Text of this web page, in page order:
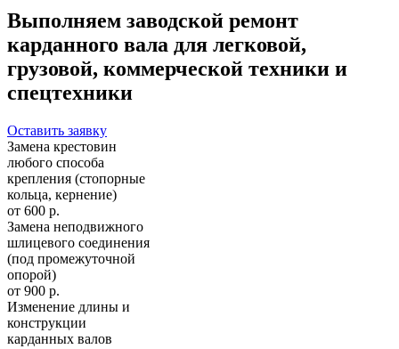
Выполняем заводской ремонт
карданного вала для легковой,
грузовой, коммерческой техники и
спецтехники
Оставить заявку
Замена крестовин
любого способа
крепления (стопорные
кольца, кернение)
от 600 р.
Замена неподвижного
шлицевого соединения
(под промежуточной
опорой)
от 900 р.
Изменение длины и
конструкции
карданных валов